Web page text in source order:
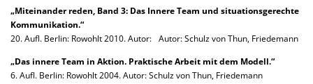
„Miteinander reden, Band 3: Das Innere Team und situationsgerechte
Kommunikation.“
20. Aufl. Berlin: Rowohlt 2010. Autor: Autor: Schulz von Thun, Friedemann
„Das innere Team in Aktion. Praktische Arbeit mit dem Modell.“
6. Aufl. Berlin: Rowohlt 2004. Autor: Schulz von Thun, Friedemann